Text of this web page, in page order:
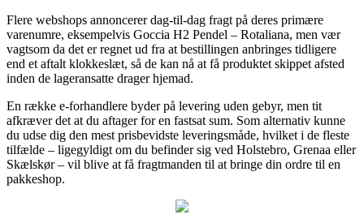
Flere webshops annoncerer dag-til-dag fragt på deres primære
varenumre, eksempelvis Goccia H2 Pendel – Rotaliana, men vær
vagtsom da det er regnet ud fra at bestillingen anbringes tidligere
end et aftalt klokkeslæt, så de kan nå at få produktet skippet afsted
inden de lageransatte drager hjemad.
En række e-forhandlere byder på levering uden gebyr, men tit
afkræver det at du aftager for en fastsat sum. Som alternativ kunne
du udse dig den mest prisbevidste leveringsmåde, hvilket i de fleste
tilfælde – ligegyldigt om du befinder sig ved Holstebro, Grenaa eller
Skælskør – vil blive at få fragtmanden til at bringe din ordre til en
pakkeshop.